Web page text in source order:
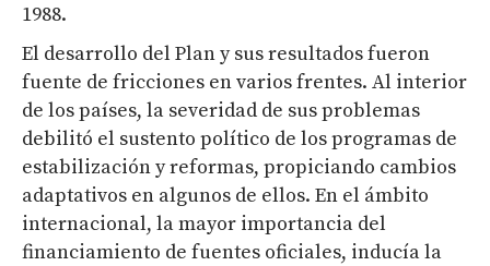
1988.
El desarrollo del Plan y sus resultados fueron
fuente de fricciones en varios frentes. Al interior
de los países, la severidad de sus problemas
debilitó el sustento político de los programas de
estabilización y reformas, propiciando cambios
adaptativos en algunos de ellos. En el ámbito
internacional, la mayor importancia del
financiamiento de fuentes oficiales, inducía la